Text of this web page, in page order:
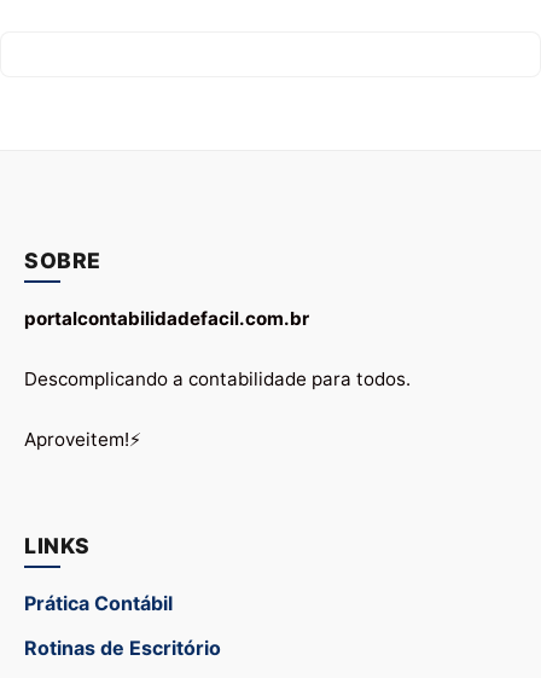
SOBRE
portalcontabilidadefacil.com.br
Descomplicando a contabilidade para todos.
Aproveitem!⚡
LINKS
Prática Contábil
Rotinas de Escritório